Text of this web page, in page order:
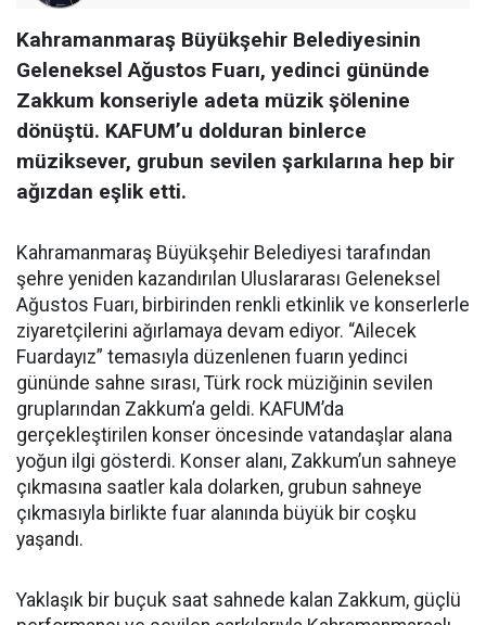
Kahramanmaraş Büyükşehir Belediyesinin
Geleneksel Ağustos Fuarı, yedinci gününde
Zakkum konseriyle adeta müzik şölenine
dönüştü. KAFUM’u dolduran binlerce
müziksever, grubun sevilen şarkılarına hep bir
ağızdan eşlik etti.
Kahramanmaraş Büyükşehir Belediyesi tarafından
şehre yeniden kazandırılan Uluslararası Geleneksel
Ağustos Fuarı, birbirinden renkli etkinlik ve konserlerle
ziyaretçilerini ağırlamaya devam ediyor. “Ailecek
Fuardayız” temasıyla düzenlenen fuarın yedinci
gününde sahne sırası, Türk rock müziğinin sevilen
gruplarından Zakkum’a geldi. KAFUM’da
gerçekleştirilen konser öncesinde vatandaşlar alana
yoğun ilgi gösterdi. Konser alanı, Zakkum’un sahneye
çıkmasına saatler kala dolarken, grubun sahneye
çıkmasıyla birlikte fuar alanında büyük bir coşku
yaşandı.
Yaklaşık bir buçuk saat sahnede kalan Zakkum, güçlü